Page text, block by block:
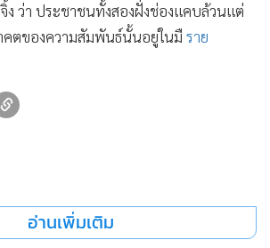
ง ว่า ประชาชนทั้งสองฝั่งช่องแคบล้วนแต่
คตของความสัมพันธ์นั้นอยู่ในมื ราย
อ่านเพิ่มเติม